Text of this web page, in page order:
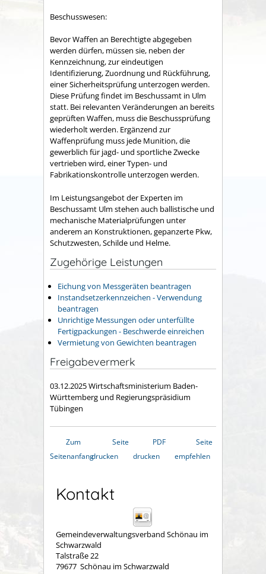
Beschusswesen:
Bevor Waffen an Berechtigte abgegeben
werden dürfen, müssen sie, neben der
Kennzeichnung, zur eindeutigen
Identifizierung, Zuordnung und Rückführung,
einer Sicherheitsprüfung unterzogen werden.
Diese Prüfung findet im Beschussamt in Ulm
statt. Bei relevanten Veränderungen an bereits
geprüften Waffen, muss die Beschussprüfung
wiederholt werden. Ergänzend zur
Waffenprüfung muss jede Munition, die
gewerblich für jagd- und sportliche Zwecke
vertrieben wird, einer Typen- und
Fabrikationskontrolle unterzogen werden.
Im Leistungsangebot der Experten im
Beschussamt Ulm stehen auch ballistische und
mechanische Materialprüfungen unter
anderem an Konstruktionen, gepanzerte Pkw,
Schutzwesten, Schilde und Helme.
Zugehörige Leistungen
Eichung von Messgeräten beantragen
Instandsetzerkennzeichen - Verwendung
beantragen
Unrichtige Messungen oder unterfüllte
Fertigpackungen - Beschwerde einreichen
Vermietung von Gewichten beantragen
Freigabevermerk
03.12.2025Wirtschaftsministerium Baden-
Württemberg und Regierungspräsidium
Tübingen
Zum
Seitenanfang
Seite
drucken
PDF
drucken
Seite
empfehlen
Kontakt
Gemeindeverwaltungsverband Schönau im
Schwarzwald
Talstraße 22
79677 Schönau im Schwarzwald